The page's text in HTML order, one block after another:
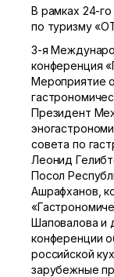
В рамках 24-го
по туризму
3-я
конференция
Мероприятие
Президент
совета по
Леонид
Посол
Ашрафханов,
Шаповалова и
конференции
российской
зарубежные